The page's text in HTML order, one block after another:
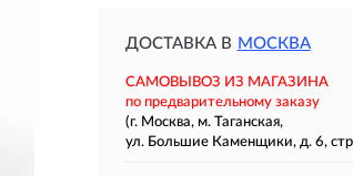
ДОСТАВКА В МОСКВА
САМОВЫВОЗ ИЗ МАГАЗИНА
по предварительному заказу
(г. Москва, м. Таганская,
ул. Большие Каменщики, д. 6,